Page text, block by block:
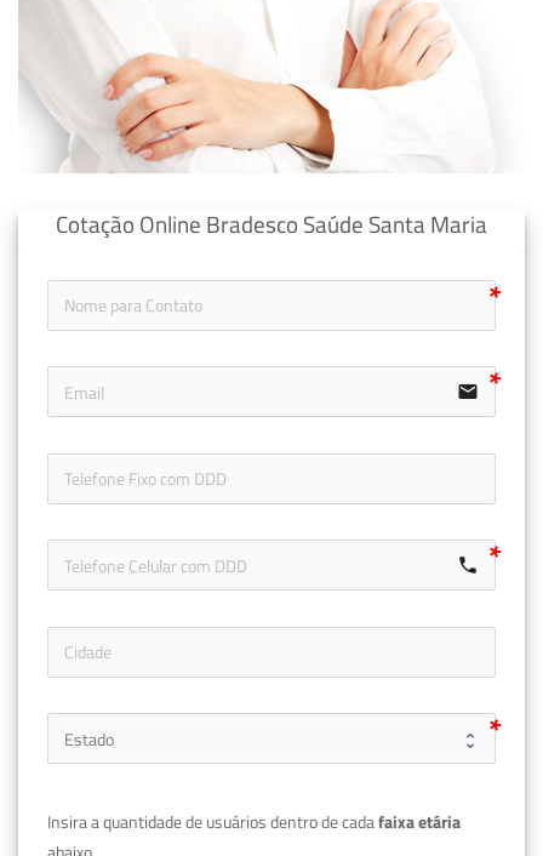
Cotação Online Bradesco Saúde Santa Maria
email
call
Insira a quantidade de usuários dentro de cada